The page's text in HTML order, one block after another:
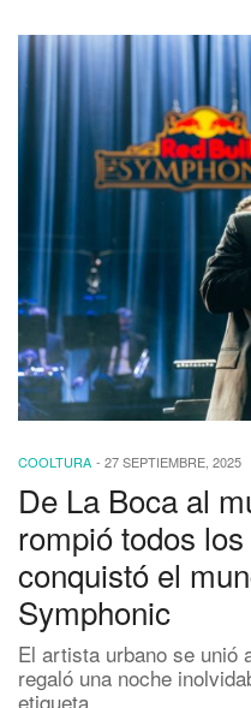
COOLTURA - 27 SEPTIEMBRE, 2025
De La Boca al
rompió todos
conquistó el
Symphonic
El artista urbano se unió
regaló una noche
etiqueta…